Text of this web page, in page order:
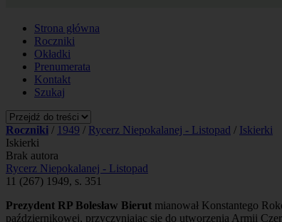
Strona główna
Roczniki
Okładki
Prenumerata
Kontakt
Szukaj
Roczniki / 1949 / Rycerz Niepokalanej - Listopad / Iskierki
Iskierki
Brak autora
Rycerz Niepokalanej - Listopad
11 (267) 1949, s. 351
Prezydent RP Bolesław Bierut mianował Konstantego
październikowej, przyczyniając się do utworzenia Armii